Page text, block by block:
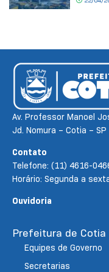
Av. Professor Manoel
Jd. Nomura – Cotia – SP
Contato
Telefone: (11) 4616-
Horário: Segunda a
Ouvidoria
Prefeitura de Cotia
Equipes de Governo
Secretarias